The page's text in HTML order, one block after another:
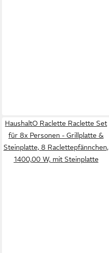
HaushaltO Raclette Raclette Set
für 8x Personen - Grillplatte &
Steinplatte, 8 Raclettepfännchen,
1400,00 W, mit Steinplatte